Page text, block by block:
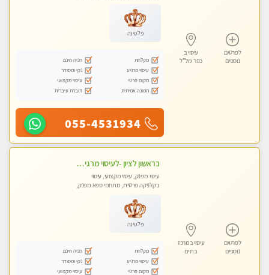
לפרטים
נוספים
עיסוי ב
כפר מל”ל
פלטינה
מקלחת
חניה חינם
עיסוי מרגיע
נקי ומסודר
מקום פרטי
עיסוי מקצועי
תמונה אמיתית
דוברת עיברית
055-4531934
לפרטים
נוספים
עיסוי במרכז
בת ים
בראשון לציון -לעיסוי מרגיע ומפנק VIP-מומלץ לחלוטין! פרטי! ​​​​​​ Highly recommended
עיסוי מפנק, עיסוי מקצועי, עיסוי
בקלניקה פרטית, מתחמי ספא מפנק,
פלטינה
מקלחת
חניה חינם
עיסוי מרגיע
נקי ומסודר
מקום פרטי
עיסוי מקצועי